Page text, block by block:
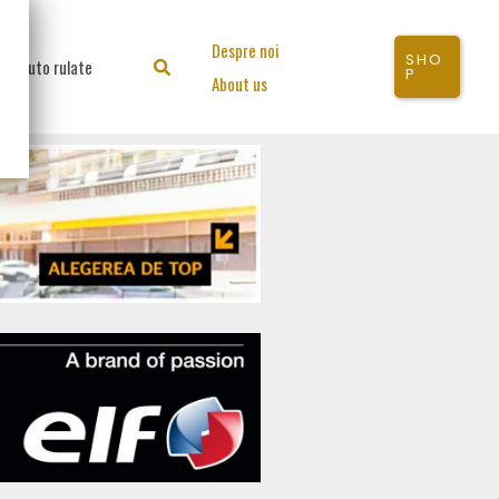
Auto rulate Search
Despre noi
About us
SHO
P